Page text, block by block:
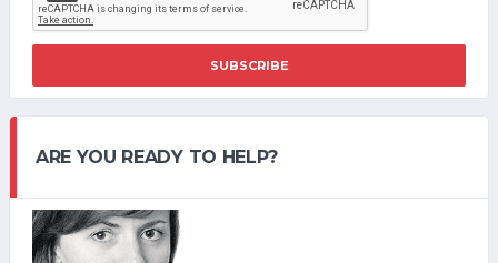
SUBSCRIBE
ARE YOU READY TO HELP?